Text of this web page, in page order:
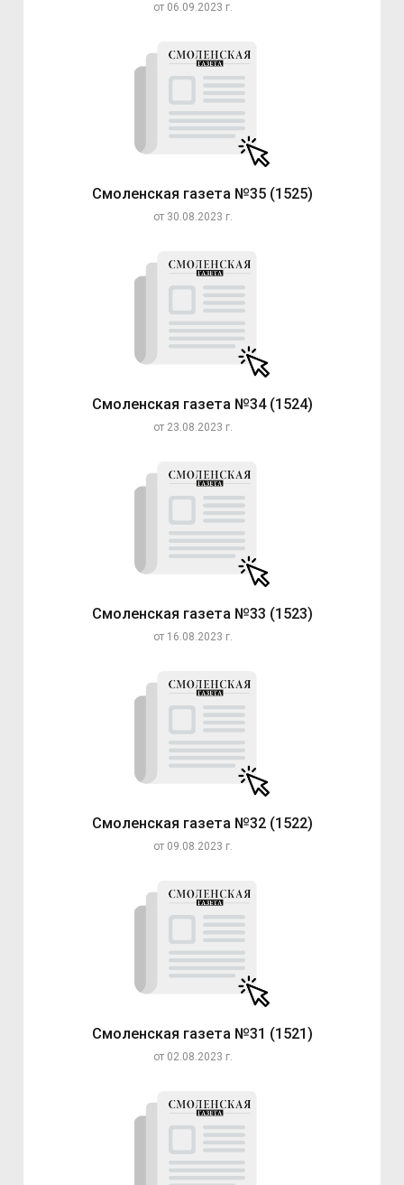
от 06.09.2023 г.
Смоленская газета №35 (1525)
от 30.08.2023 г.
Смоленская газета №34 (1524)
от 23.08.2023 г.
Смоленская газета №33 (1523)
от 16.08.2023 г.
Смоленская газета №32 (1522)
от 09.08.2023 г.
Смоленская газета №31 (1521)
от 02.08.2023 г.